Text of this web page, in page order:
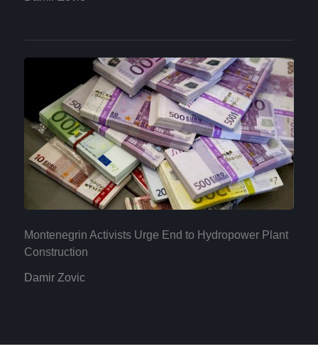
Montenegrin Activists Urge End to Hydropower Plant
Construction
Damir Zovic